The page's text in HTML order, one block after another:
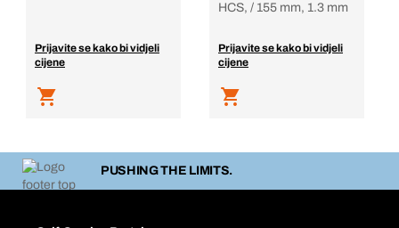
Prijavite se kako bi vidjeli
cijene
HCS, / 155 mm, 1.3 mm
Prijavite se kako bi vidjeli
cijene
PUSHING THE LIMITS.